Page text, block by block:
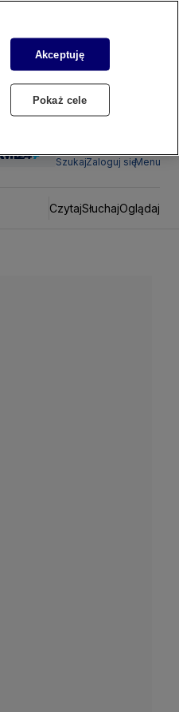
SzukajZaloguj sięMenu
CzytajSłuchajOglądaj
Akceptuję
Pokaż cele